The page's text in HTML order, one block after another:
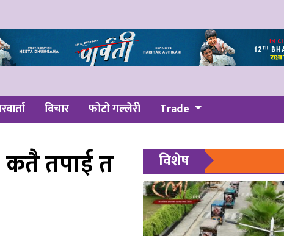
विचार फोटो गल्लेरी Trade
कतै तपाई त
विशेष